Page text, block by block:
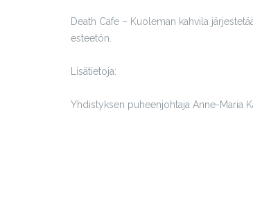
Death Cafe – Kuoleman kahvila
esteetön.
Lisätietoja:
Yhdistyksen puheenjohtaja Anne-Maria